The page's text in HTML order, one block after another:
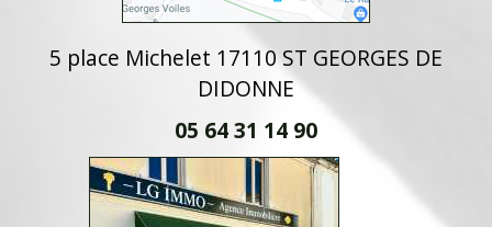
5 place Michelet 17110 ST GEORGES DE
DIDONNE
05 64 31 14 90